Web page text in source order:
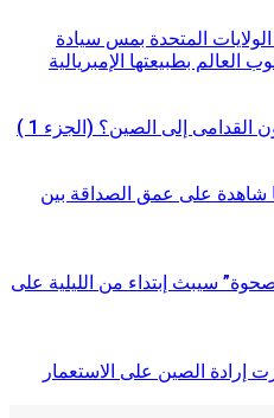
الولايات المتحدة بمس سيادة
العالم بطبيعتها الإمبريالية
إلى الصين؟ (الجزء 1 )
شاهدة على عمق الصداقة بين
سيبث إبتداء من الليلية على
إرادة الصين على الاستعمار